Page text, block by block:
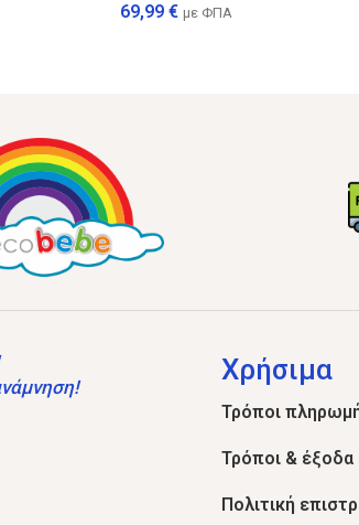
69,99€ με ΦΠΑ
Χρήσιμα
Τρόποι
Τρόποι &
Πολιτική